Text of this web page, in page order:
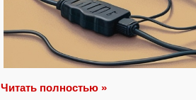
Читать полностью »